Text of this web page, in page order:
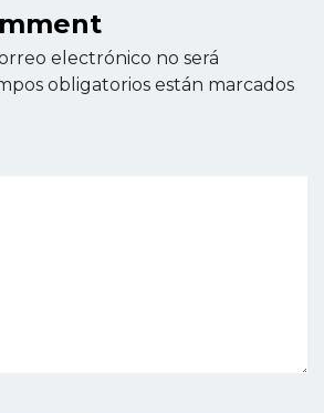
electrónico no será
obligatorios están marcados